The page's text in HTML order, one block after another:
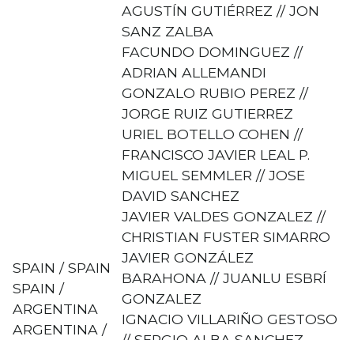
SPAIN / SPAIN
SPAIN /
ARGENTINA
ARGENTINA /
AGUSTÍN GUTIÉRREZ // JON
SANZ ZALBA
FACUNDO DOMINGUEZ //
ADRIAN ALLEMANDI
GONZALO RUBIO PEREZ //
JORGE RUIZ GUTIERREZ
URIEL BOTELLO COHEN //
FRANCISCO JAVIER LEAL P.
MIGUEL SEMMLER // JOSE
DAVID SANCHEZ
JAVIER VALDES GONZALEZ //
CHRISTIAN FUSTER SIMARRO
JAVIER GONZÁLEZ
BARAHONA // JUANLU ESBRÍ
GONZALEZ
IGNACIO VILLARIÑO GESTOSO